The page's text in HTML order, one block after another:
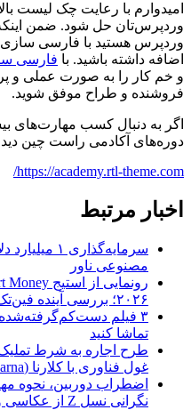
امیدوارم با رعایت چک لیست
وردپرس‌تان حل شود. ضمن اینکه
وردپرس هستید با فارسی
اضافه داشته باشید. با فارسی
و خم کار را به صورت عملی و
فروشنده و طراح موفق شوید.
اگر به دنبال کسب مهارت‌های
دوره‌های آکادمی راست چین
https://academy.rtl-theme.com/
اخبار مرتبط
مصنوعی ناور
۲۰۲۶؛ بررسی آینده فین‌تک، پرداخت‌ ها و هوش مصنوعی
۳ فیلم دست‌کم‌گرفته‌شده
تماشا کنید
طرح اجاره به شرط
غول فناوری با کلارنا (Klarna)
اضطراب دوربین، نحوه
نگرانی نسل Z از عکاسی و فیلم‌برداری مخفیانه